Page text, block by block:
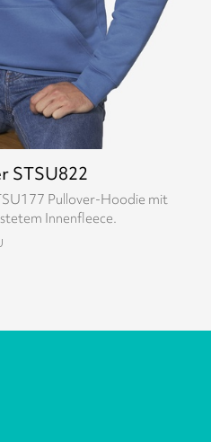
STSU822
Pullover-Hoodie mit
Innenfleece.